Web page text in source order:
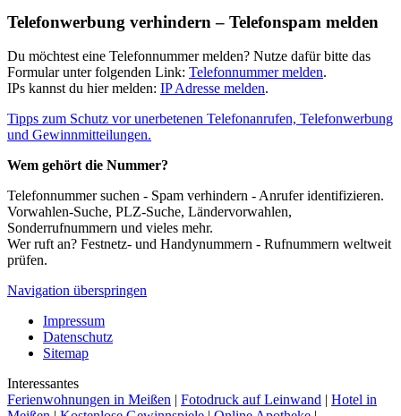
Telefonwerbung verhindern – Telefonspam melden
Du möchtest eine Telefonnummer melden? Nutze dafür bitte das
Formular unter folgenden Link: Telefonnummer melden.
IPs kannst du hier melden: IP Adresse melden.
Tipps zum Schutz vor unerbetenen Telefonanrufen, Telefonwerbung
und Gewinnmitteilungen.
Wem gehört die Nummer?
Telefonnummer suchen - Spam verhindern - Anrufer identifizieren.
Vorwahlen-Suche, PLZ-Suche, Ländervorwahlen,
Sonderrufnummern und vieles mehr.
Wer ruft an? Festnetz- und Handynummern - Rufnummern weltweit
prüfen.
Navigation überspringen
Impressum
Datenschutz
Sitemap
Interessantes
Ferienwohnungen in Meißen | Fotodruck auf Leinwand | Hotel in